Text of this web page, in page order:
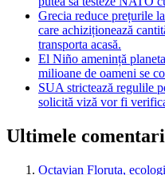
Grecia reduce prețurile
care achiziționează
transporta acasă.
El Niño amenință
milioane de oameni se
SUA strictează regulile
solicită viză vor fi
Ultimele
Octavian Floruța,